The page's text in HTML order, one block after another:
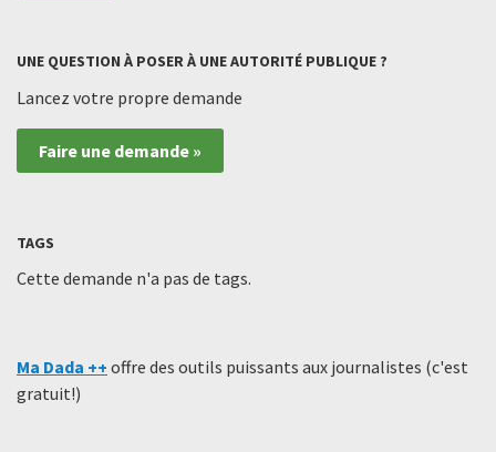
UNE QUESTION À POSER À UNE AUTORITÉ PUBLIQUE ?
Lancez votre propre demande
Faire une demande »
TAGS
Cette demande n'a pas de tags.
Ma Dada ++ offre des outils puissants aux journalistes (c'est
gratuit!)